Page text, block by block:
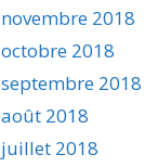
novembre 2018
octobre 2018
septembre 2018
août 2018
juillet 2018